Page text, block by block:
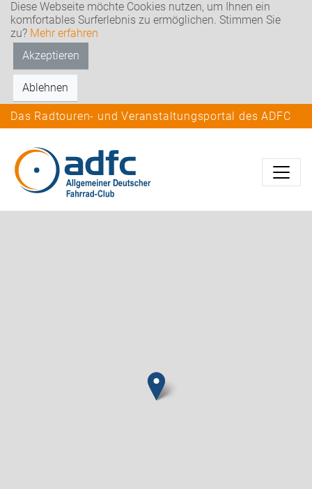
Diese Webseite möchte Cookies nutzen, um Ihnen ein
komfortables Surferlebnis zu ermöglichen. Stimmen Sie
zu? Mehr erfahren
Akzeptieren
Ablehnen
Das Radtouren- und Veranstaltungsportal des ADFC